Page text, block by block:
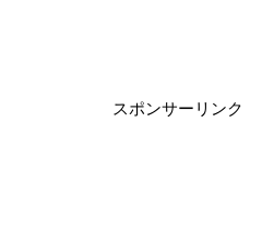
スポンサーリンク